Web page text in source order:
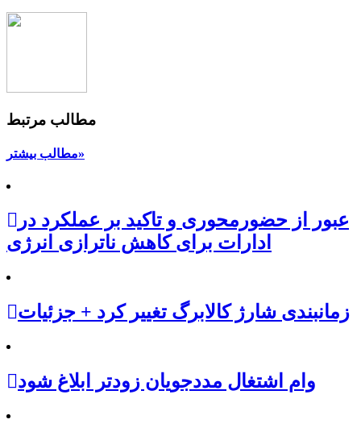
مطالب مرتبط
مطالب بیشتر»
عبور از حضورمحوری و تاکید بر عملکرد در
ادارات برای کاهش ناترازی انرژی
زمانبندی شارژ کالابرگ تغییر کرد + جزئیات
وام اشتغال مددجویان زودتر ابلاغ شود